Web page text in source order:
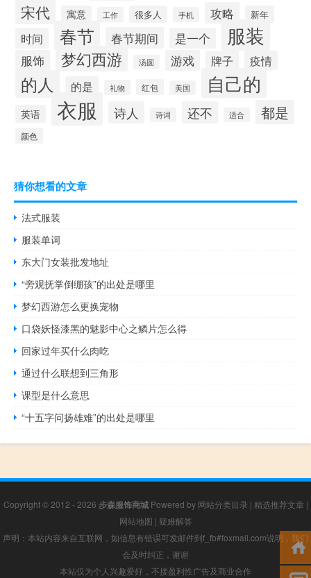
宋代 寓意 工作 很多人 手机 攻略 新年
时间 春节 春节期间 是一个 服装
服饰 梦幻西游 汤圆 游戏 牌子 疫情
的人 的是 礼物 红包 美国 自己的
英语 衣服 诗人 诗词 还不 适合 都是
颜色
猜你想看的文章
法式服装
服装单词
东大门女装批发地址
“旁观抚掌倒绷孩”的出处是哪里
梦幻西游怎么更换宠物
口袋妖怪漆黑的魅影中心之鳞片怎么得
回家过年买什么肉吃
通过什么联想到三角形
课型是什么意思
“十五字问扬雄难”的出处是哪里
Copyright © 2012 - 2026 步森服饰商城Powered by 网站分类目录 | 精选推荐文章 |
网站地图 | 疑难解答
声明：本站内容来自互联网，如信息有错误可发邮件到f_fb#foxmail.com说明，我们
会及时纠正，谢谢
本站仅为个人兴趣爱好，不接盈利性广告及商业合作